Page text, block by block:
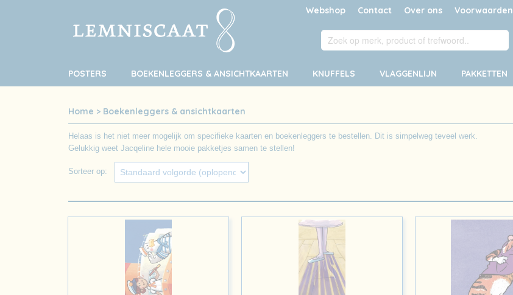
Webshop Contact Over ons Voorwaarden
POSTERS BOEKENLEGGERS & ANSICHTKAARTEN KNUFFELS VLAGGENLIJN PAKKETTEN
Home > Boekenleggers & ansichtkaarten
Helaas is het niet meer mogelijk om specifieke kaarten en boekenleggers te bestellen. Dit is simpelweg teveel werk.
Gelukkig weet Jacqeline hele mooie pakketjes samen te stellen!
Sorteer op: